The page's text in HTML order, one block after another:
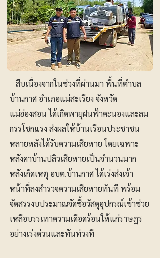
สืบเนื่องจากในช่วงที่ผ่านมา พื้นที่ตำบล
บ้านกาศ อำเภอแม่สะเรียง จังหวัด
แม่ฮ่องสอน ได้เกิดพายุฝนฟ้าคะนองและลม
กรรโชกแรง ส่งผลให้บ้านเรือนประชาชน
หลายหลังได้รับความเสียหาย โดยเฉพาะ
หลังคาบ้านปลิวเสียหายเป็นจำนวนมาก
หลังเกิดเหตุ อบต.บ้านกาศ ได้เร่งส่งเจ้า
หน้าที่ลงสำรวจความเสียหายทันที พร้อม
จัดสรรงบประมาณจัดซื้อวัสดุอุปกรณ์เข้าช่วย
เหลือบรรเทาความเดือดร้อนให้แก่ราษฎร
อย่างเร่งด่วนและทันท่วงที